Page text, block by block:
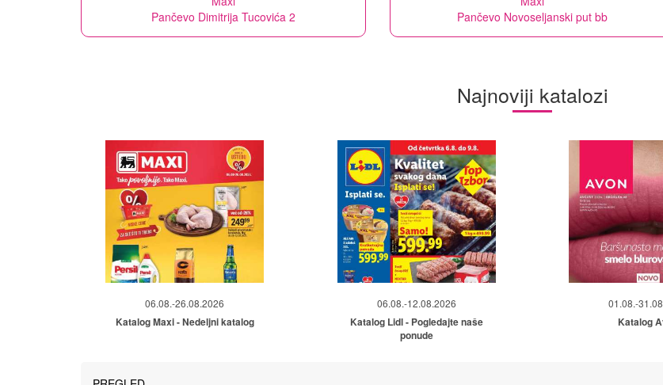
Pančevo Dimitrija Tucovića 2
Pančevo Novoseljanski put bb
Najnoviji katalozi
06.08.-26.08.2026
Katalog Maxi - Nedeljni katalog
06.08.-12.08.2026
Katalog Lidl - Pogledajte naše
ponude
01.08.-
Katalog